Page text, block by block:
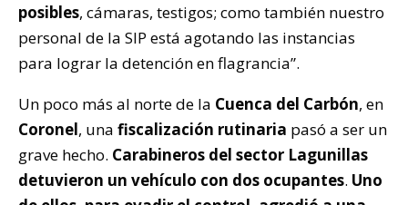
posibles, cámaras, testigos; como también nuestro
personal de la SIP está agotando las instancias
para lograr la detención en flagrancia”.
Un poco más al norte de la Cuenca del Carbón, en
Coronel, una fiscalización rutinaria pasó a ser un
grave hecho. Carabineros del sector Lagunillas
detuvieron un vehículo con dos ocupantes. Uno